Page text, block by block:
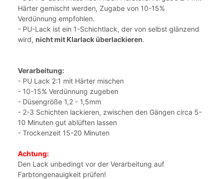
Härter gemischt werden, Zugabe von 10-15%
Verdünnung empfohlen.
- PU-Lack ist ein 1-Schichtlack, der von selbst glänzend
wird, nicht mit Klarlack überlackieren.
Verarbeitung:
- PU Lack 2:1 mit Härter mischen
- 10-15% Verdünnung zugeben
- Düsengröße 1,2 - 1,5mm
- 2-3 Schichten lackieren, zwischen den Gängen circa 5-
10 Minuten gut ablüften lassen
- Trockenzeit 15-20 Minuten
Achtung:
Den Lack unbedingt vor der Verarbeitung auf
Farbtongenauigkeit prüfen!